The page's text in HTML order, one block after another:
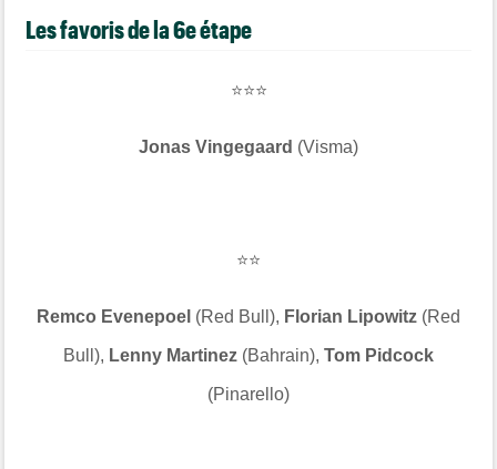
Les favoris de la 6e étape
⭐⭐⭐
Jonas Vingegaard (Visma)
⭐⭐
Remco Evenepoel (Red Bull), Florian Lipowitz (Red
Bull), Lenny Martinez (Bahrain), Tom Pidcock
(Pinarello)